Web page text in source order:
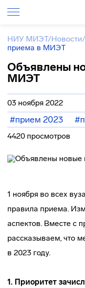
НИУ МИЭТ/Новости/
приема в МИЭТ
Объявлены
МИЭТ
03 ноября 2022
#прием 2023
4420 просмотров
1 ноября во всех
правила приема.
аспектов. Вместе с
рассказываем, что
в 2023 году.
1. Приоритет